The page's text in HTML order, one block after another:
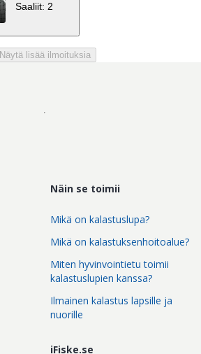
Saaliit: 2
Näytä lisää ilmoituksia
Näin se toimii
Mikä on kalastuslupa?
Mikä on kalastuksenhoitoalue?
Miten hyvinvointietu toimii
kalastuslupien kanssa?
Ilmainen kalastus lapsille ja
nuorille
iFiske.se